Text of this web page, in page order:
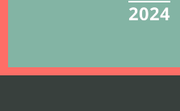
2024